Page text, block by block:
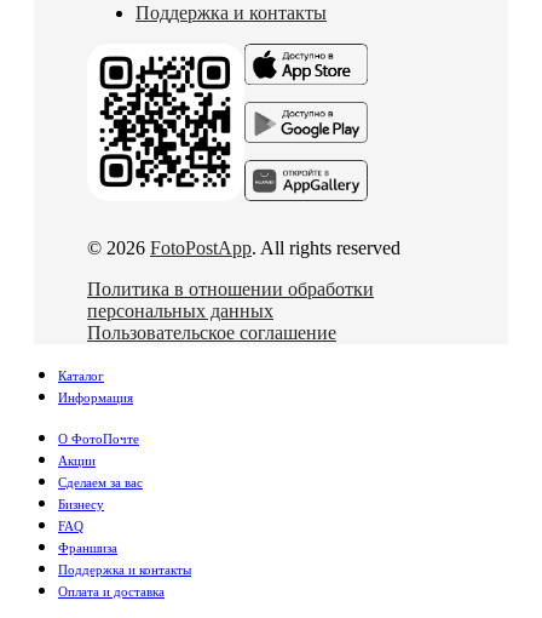
Поддержка и контакты
© 2026 FotoPostApp. All rights reserved
Политика в отношении обработки
персональных данных
Пользовательское соглашение
Каталог
Информация
О ФотоПочте
Акции
Сделаем за вас
Бизнесу
FAQ
Франшиза
Поддержка и контакты
Оплата и доставка